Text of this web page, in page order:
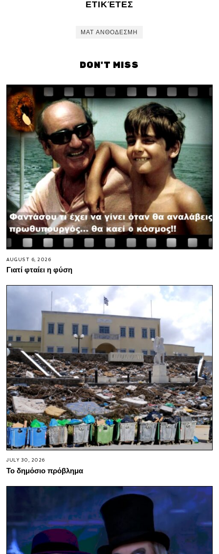
ΕΤΙΚΈΤΕΣ
ΜΑΤ ΑΝΘΟΔΕΣΜΗ
DON'T MISS
AUGUST 6, 2026
Γιατί φταίει η φύση
JULY 30, 2026
Το δημόσιο πρόβλημα